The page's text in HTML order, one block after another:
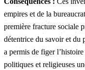
empires et de la
première fracture sociale
détentrice du savoir et du
a permis de figer
politiques et religieuses